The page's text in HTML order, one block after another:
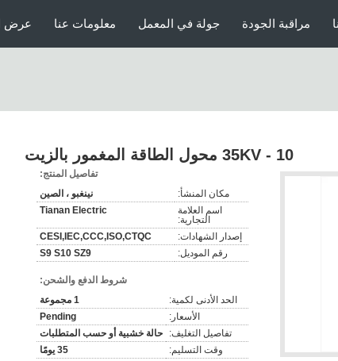
عرض معلومات عنا جولة في المعمل مراقبة الجودة
10 - 35KV محول الطاقة المغمور بالزيت
تفاصيل المنتج:
مكان المنشأ:
نينغبو ، الصين
اسم العلامة
التجارية:
Tianan Electric
إصدار الشهادات:
CESI,IEC,CCC,ISO,CTQC
رقم الموديل:
S9 S10 SZ9
شروط الدفع والشحن:
الحد الأدنى لكمية:
1 مجموعة
الأسعار:
Pending
تفاصيل التغليف:
حالة خشبية أو حسب المتطلبات
وقت التسليم:
35 يومًا